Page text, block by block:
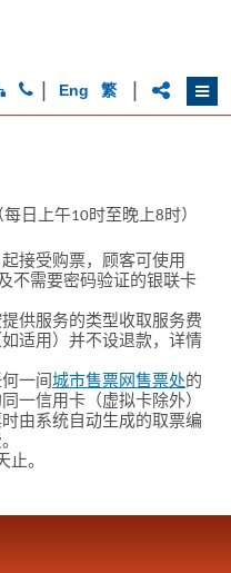
Eng 繁
日上午10时至晚上8时）
接受购票，顾客可使用
不需要密码验证的银联卡
供服务的类型收取服务费
适用）并不设退款，详情
一间 城市售票网售票处 的
一信用卡（虚拟卡除外）
由系统自动生成的取票编
止。